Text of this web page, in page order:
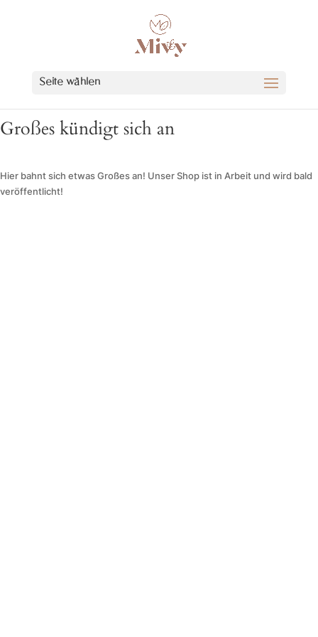
Seite wählen
Großes kündigt sich an
Hier bahnt sich etwas Großes an! Unser Shop ist in Arbeit und wird bald
veröffentlicht!